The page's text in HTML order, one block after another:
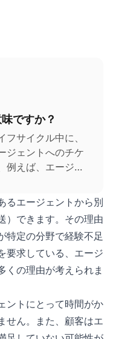
ですか？
サイクル中に、
ジェントへのチケ
例えば、エージェ
またはエージェン
されることがあり
るエージェントから別
）できます。その理由
特定の分野で経験不足
要求している、エージ
くの理由が考えられま
ントにとって時間がか
せん。また、顧客はエ